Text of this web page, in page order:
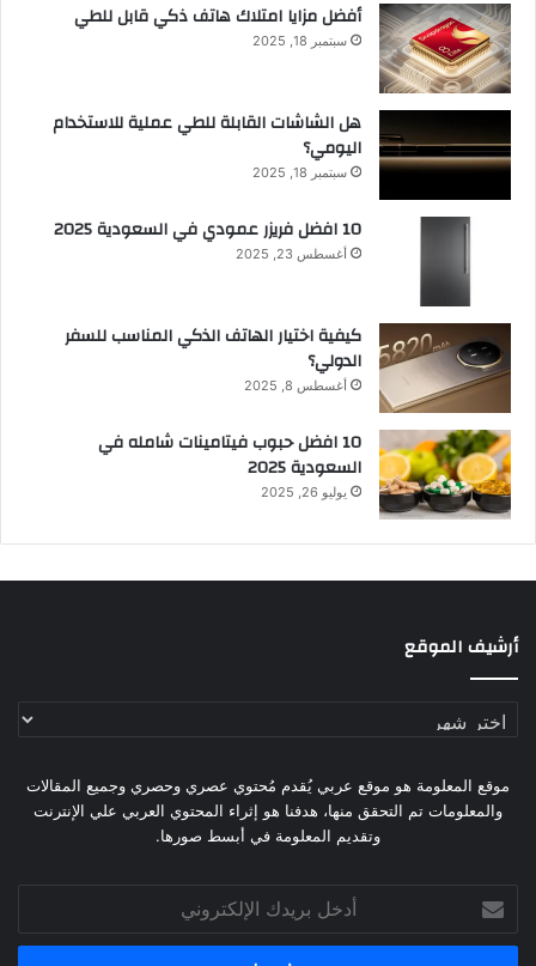
أفضل مزايا امتلاك هاتف ذكي قابل للطي
سبتمبر 18, 2025
هل الشاشات القابلة للطي عملية للاستخدام
اليومي؟
سبتمبر 18, 2025
10 افضل فريزر عمودي​ في السعودية​ 2025
أغسطس 23, 2025
كيفية اختيار الهاتف الذكي المناسب للسفر
الدولي؟
أغسطس 8, 2025
10 افضل حبوب فيتامينات شامله​ في
السعودية 2025
يوليو 26, 2025
أرشيف الموقع
أرشيف
موقع المعلومة هو موقع عربي يُقدم مُحتوي عصري وحصري وجميع المقالات
والمعلومات تم التحقق منها، هدفنا هو إثراء المحتوي العربي علي الإنترنت
وتقديم المعلومة في أبسط صورها.
بريدك
الإلكتروني